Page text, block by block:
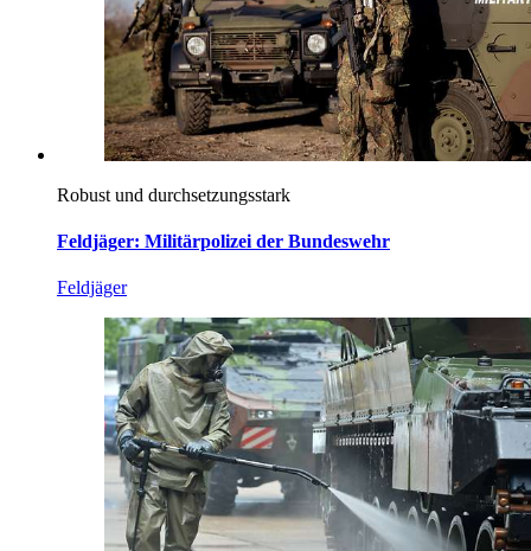
Robust und durchsetzungsstark
Feldjäger: Militärpolizei der Bundeswehr
Feldjäger